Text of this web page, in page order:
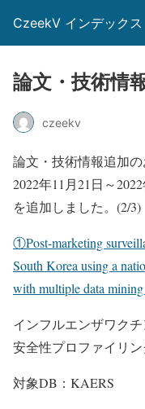
CzeekV インデックス
論文・技術情
czeekv
論文・技術情報追加
2022年11月21日～
を追加しました。(2/3)
①Post-marketing
South Korea using a
with multiple data mining
インフルエンザワク
安全性プロファイリ
対象DB：KAERS